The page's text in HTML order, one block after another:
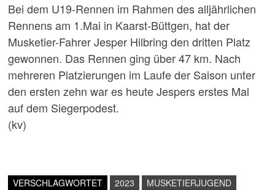
Bei dem U19-Rennen im Rahmen des alljährlichen
Rennens am 1.Mai in Kaarst-Büttgen, hat der
Musketier-Fahrer Jesper Hilbring den dritten Platz
gewonnen. Das Rennen ging über 47 km. Nach
mehreren Platzierungen im Laufe der Saison unter
den ersten zehn war es heute Jespers erstes Mal
auf dem Siegerpodest.
(kv)
VERSCHLAGWORTET 2023
MUSKETIERJUGEND